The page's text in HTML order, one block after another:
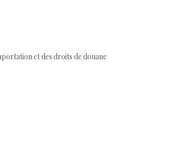
et des droits de douane